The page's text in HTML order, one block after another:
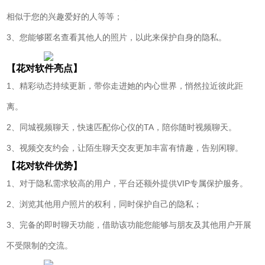
相似于您的兴趣爱好的人等等；
3、您能够匿名查看其他人的照片，以此来保护自身的隐私。
【花对软件亮点】
1、精彩动态持续更新，带你走进她的内心世界，悄然拉近彼此距
离。
2、同城视频聊天，快速匹配你心仪的TA，陪你随时视频聊天。
3、视频交友约会，让陌生聊天交友更加丰富有情趣，告别闲聊。
【花对软件优势】
1、对于隐私需求较高的用户，平台还额外提供VIP专属保护服务。
2、浏览其他用户照片的权利，同时保护自己的隐私；
3、完备的即时聊天功能，借助该功能您能够与朋友及其他用户开展
不受限制的交流。